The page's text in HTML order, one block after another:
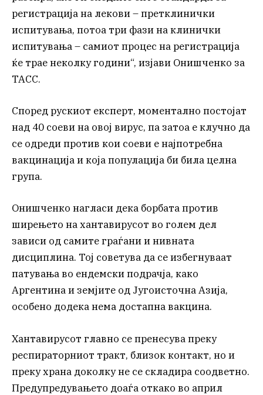
регистрација на лекови – претклинички
испитувања, потоа три фази на клинички
испитувања – самиот процес на регистрација
ќе трае неколку години“, изјави Онишченко за
ТАСС.
Според рускиот експерт, моментално постојат
над 40 соеви на овој вирус, па затоа е клучно да
се одреди против кои соеви е најпотребна
вакцинација и која популација би била целна
група.
Онишченко нагласи дека борбата против
ширењето на хантавирусот во голем дел
зависи од самите граѓани и нивната
дисциплина. Тој советува да се избегнуваат
патувања во ендемски подрачја, како
Аргентина и земјите од Југоисточна Азија,
особено додека нема достапна вакцина.
Хантавирусот главно се пренесува преку
респираторниот тракт, близок контакт, но и
преку храна доколку не се складира соодветно.
Предупредувањето доаѓа откако во април